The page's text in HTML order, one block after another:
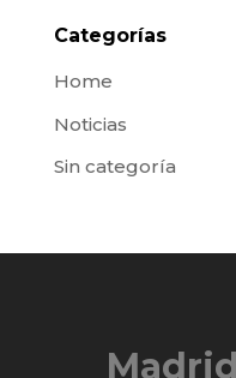
Categorías
Home
Noticias
Sin categoría
Madrid